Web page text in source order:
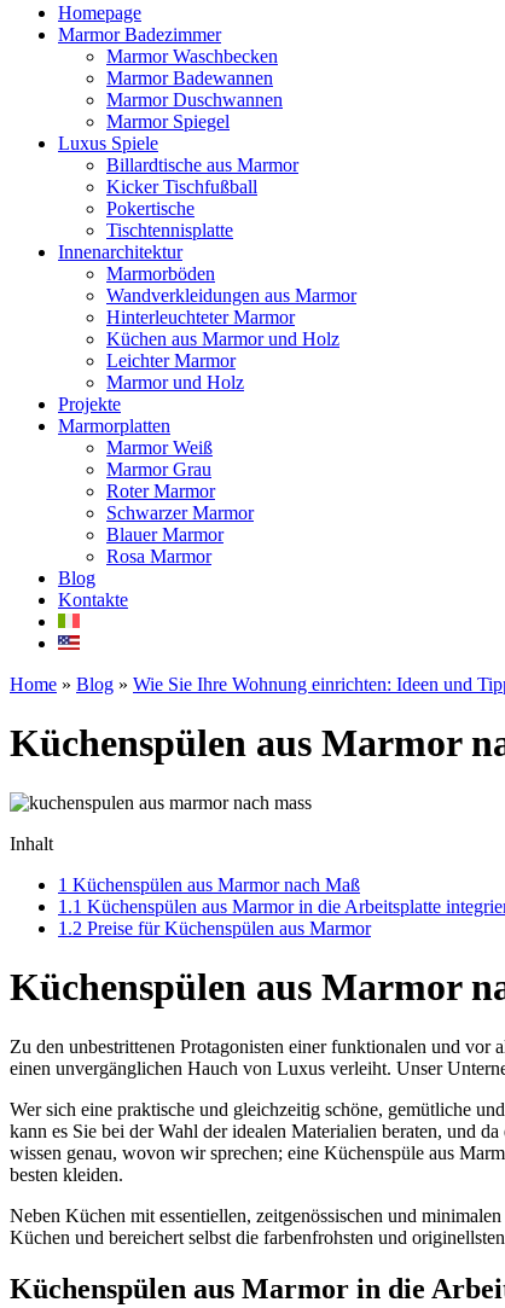
Homepage
Marmor Badezimmer
Marmor Waschbecken
Marmor Badewannen
Marmor Duschwannen
Marmor Spiegel
Luxus Spiele
Billardtische aus Marmor
Kicker Tischfußball
Pokertische
Tischtennisplatte
Innenarchitektur
Marmorböden
Wandverkleidungen aus Marmor
Hinterleuchteter Marmor
Küchen aus Marmor und Holz
Leichter Marmor
Marmor und Holz
Projekte
Marmorplatten
Marmor Weiß
Marmor Grau
Roter Marmor
Schwarzer Marmor
Blauer Marmor
Rosa Marmor
Blog
Kontakte
Home » Blog » Wie Sie Ihre Wohnung einrichten: Ideen und
Küchenspülen aus Marmor
Inhalt
1 Küchenspülen aus Marmor nach Maß
1.1 Küchenspülen aus Marmor in die Arbeitsplatte
1.2 Preise für Küchenspülen aus Marmor
Küchenspülen aus Marmor
Zu den unbestrittenen Protagonisten einer funktionalen und
einen unvergänglichen Hauch von Luxus verleiht. Unser
Wer sich eine praktische und gleichzeitig schöne, gemütliche
kann es Sie bei der Wahl der idealen Materialien beraten, und
wissen genau, wovon wir sprechen; eine Küchenspüle aus
besten kleiden.
Neben Küchen mit essentiellen, zeitgenössischen und
Küchen und bereichert selbst die farbenfrohsten und
Küchenspülen aus Marmor in die